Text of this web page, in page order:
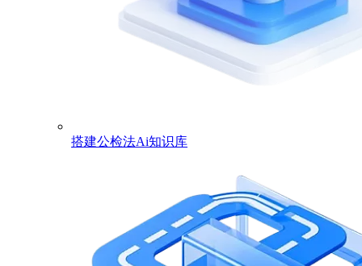
搭建公检法Ai知识库